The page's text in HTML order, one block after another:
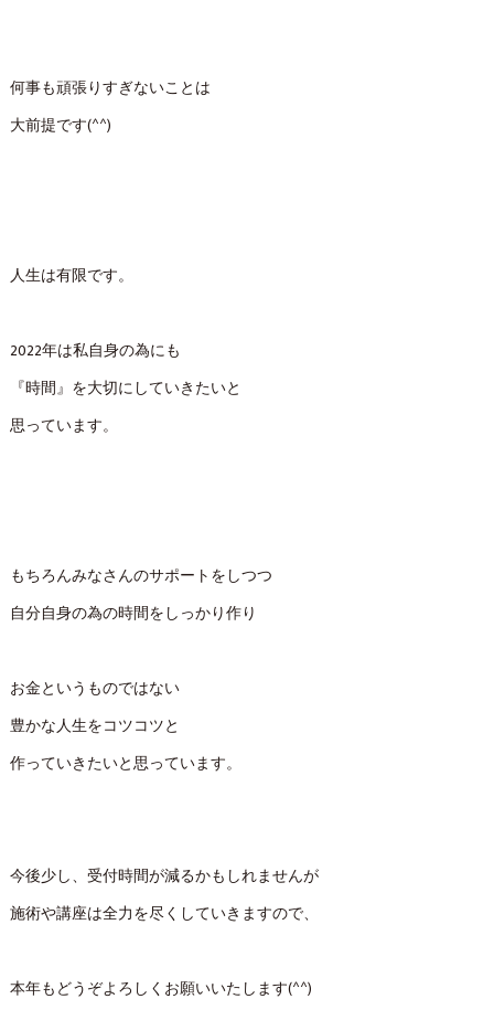
何事も頑張りすぎないことは
大前提です(^^)
人生は有限です。
2022年は私自身の為にも
『時間』を大切にしていきたいと
思っています。
もちろんみなさんのサポートをしつつ
自分自身の為の時間をしっかり作り
お金というものではない
豊かな人生をコツコツと
作っていきたいと思っています。
今後少し、受付時間が減るかもしれませんが
施術や講座は全力を尽くしていきますので、
本年もどうぞよろしくお願いいたします(^^)